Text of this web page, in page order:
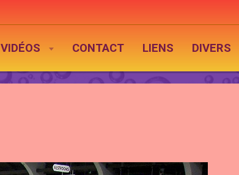
VIDÉOS CONTACT LIENS DIVERS